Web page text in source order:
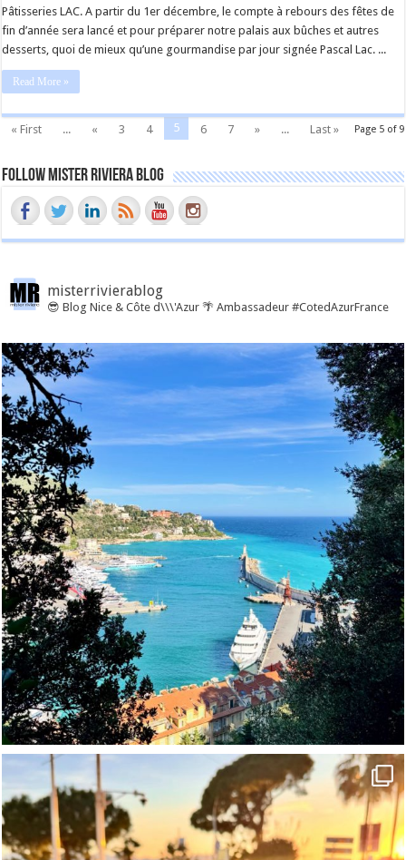
Pâtisseries LAC. A partir du 1er décembre, le compte à rebours des fêtes de
fin d’année sera lancé et pour préparer notre palais aux bûches et autres
desserts, quoi de mieux qu’une gourmandise par jour signée Pascal Lac. ...
Read More »
Page 5 of 9
« First ... « 3 4 5 6 7 » ... Last »
Follow Mister Riviera Blog
misterrivierablog
😎 Blog Nice & Côte d\\\'Azur 🌴 Ambassadeur #CotedAzurFrance